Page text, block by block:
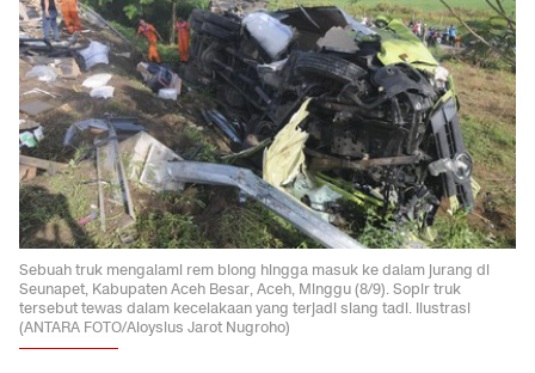
Sebuah truk mengalami rem blong hingga masuk ke dalam jurang di
Seunapet, Kabupaten Aceh Besar, Aceh, Minggu (8/9). Sopir truk
tersebut tewas dalam kecelakaan yang terjadi siang tadi. Ilustrasi
(ANTARA FOTO/Aloysius Jarot Nugroho)